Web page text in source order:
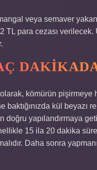
veya semaver
TL para cezası
kömürün
baktığınızda kül
doğru yapılandırmaya
15 ila 20 dakika
Daha sonra